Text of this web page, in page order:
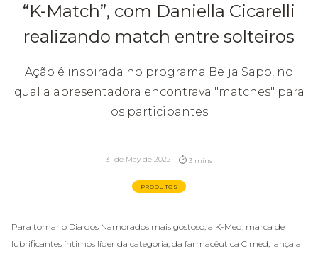
Sustentabilidade
Propósito
Cuidar da nossa gente é prioridade
Código de Conduta
Medicamentos Marcas
Higiene e Beleza
Notícias
Carreiras
Vem ser CIMED
Fale Conosco
“K-Match”, com Daniella Cicarelli
realizando match entre solteiros
Ação é inspirada no programa Beija Sapo, no
qual a apresentadora encontrava "matches" para
os participantes
31 de May de 2022 3 mins
PRODUTOS
Para tornar o Dia dos Namorados mais gostoso, a K-Med, marca de
lubrificantes íntimos líder da categoria, da farmacêutica Cimed, lança a